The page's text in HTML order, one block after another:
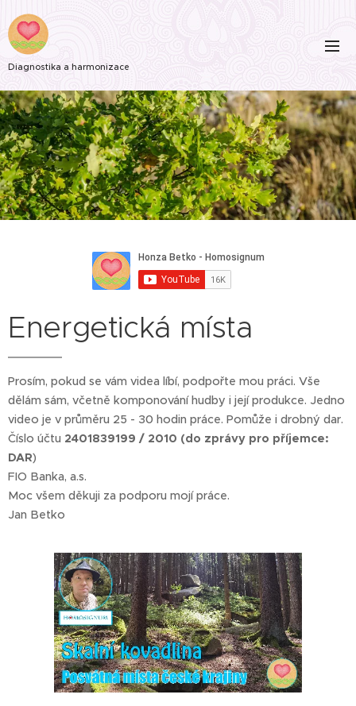
Diagnostika a harmonizace
Energetická místa
Prosím, pokud se vám videa líbí, podpořte mou práci. Vše
dělám sám, včetně komponování hudby i její produkce. Jedno
video je v průměru 25 - 30 hodin práce. Pomůže i drobný dar.
Číslo účtu 2401839199 / 2010 (do zprávy pro příjemce:
DAR)
FIO Banka, a.s.
Moc všem děkuji za podporu mojí práce.
Jan Betko